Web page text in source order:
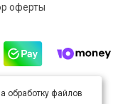
оферты
полицензии Creative
обработку файлов